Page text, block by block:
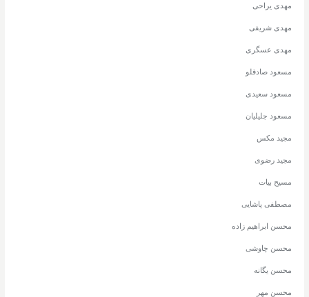
مهدی یراحی
مهدی شریفی
مهدی عسگری
مسعود صادقلو
مسعود سعیدی
مسعود جلیلیان
مجید مکس
مجید رضوی
مسیح بیات
مصطفی پاشایی
محسن ابراهیم زاده
محسن چاوشی
محسن یگانه
محسن مهر